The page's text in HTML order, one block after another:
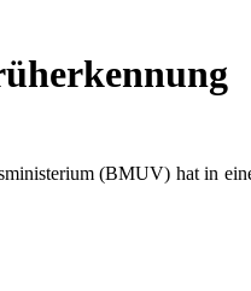
(BMUV) hat in